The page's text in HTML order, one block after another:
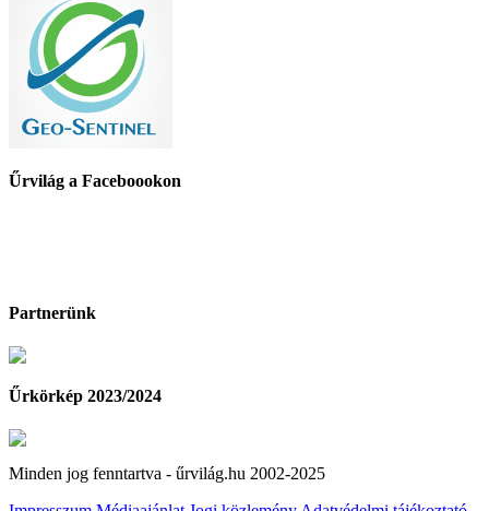
Űrvilág a Faceboookon
Partnerünk
Űrkörkép 2023/2024
Minden jog fenntartva - űrvilág.hu 2002-2025